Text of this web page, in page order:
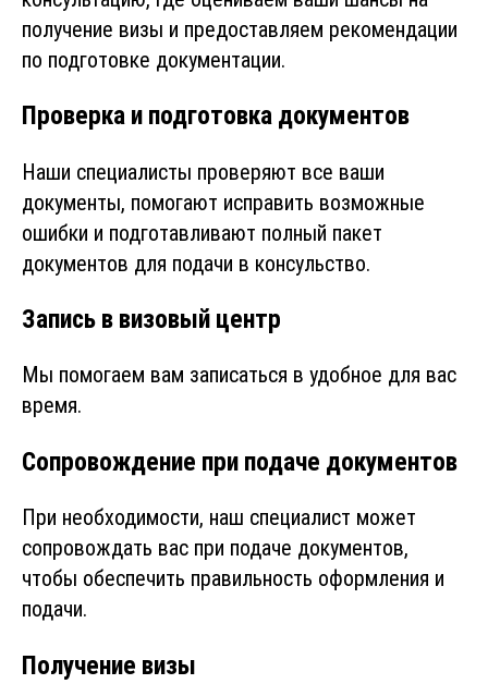
получение визы и предоставляем рекомендации
по подготовке документации.
Проверка и подготовка документов
Наши специалисты проверяют все ваши
документы, помогают исправить возможные
ошибки и подготавливают полный пакет
документов для подачи в консульство.
Запись в визовый центр
Мы помогаем вам записаться в удобное для вас
время.
Сопровождение при подаче документов
При необходимости, наш специалист может
сопровождать вас при подаче документов,
чтобы обеспечить правильность оформления и
подачи.
Получение визы